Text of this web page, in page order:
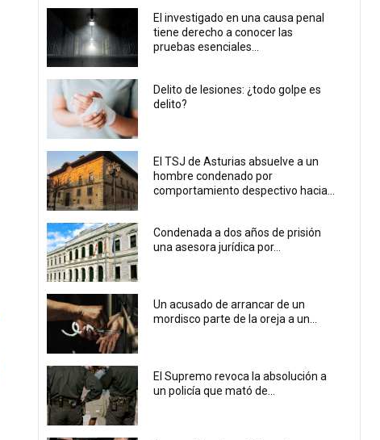
El investigado en una causa penal
tiene derecho a conocer las
pruebas esenciales...
Delito de lesiones: ¿todo golpe es
delito?
El TSJ de Asturias absuelve a un
hombre condenado por
comportamiento despectivo hacia...
Condenada a dos años de prisión
una asesora jurídica por...
Un acusado de arrancar de un
mordisco parte de la oreja a un...
El Supremo revoca la absolución a
un policía que mató de...